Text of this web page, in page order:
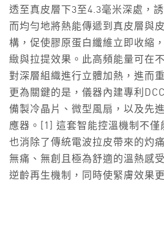
透至真皮層下3至4.3毫米深處，
而均勻地將熱能傳遞到真皮層與
構，促使膠原蛋白纖維立即收縮
緻與拉提效果。此高頻能量可在
對深層組織進行立體加熱，進而
更為關鍵的是，儀器內建專利
備製冷晶片、微型風扇，以及先
應器。[1] 這套智能控溫機制不僅
也消除了傳統電波拉皮帶來的灼
無痛、無創且極為舒適的溫熱感
逆齡再生機制，同時使緊膚效果